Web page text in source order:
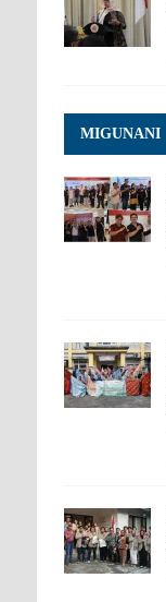
MIGUNANI